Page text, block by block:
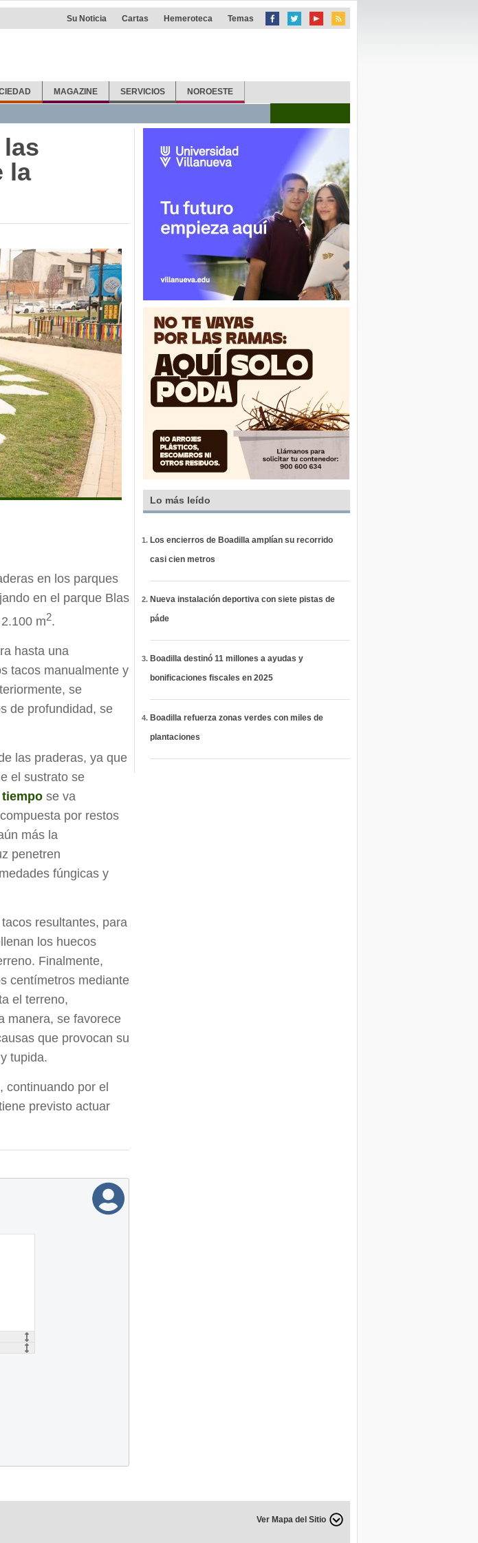
Su Noticia Cartas Hemeroteca Temas
MAGAZINE SERVICIOS NOROESTE
la
en los parques
en el parque Blas
m2.
hasta una
tacos manualmente y
se
de profundidad, se
las praderas, ya que
el sustrato se
tiempo se va
por restos
más la
penetren
fúngicas y
resultantes, para
los huecos
Finalmente,
centímetros mediante
el terreno,
manera, se favorece
que provocan su
tupida.
continuando por el
previsto actuar
Lo más leído
Los encierros de Boadilla amplían su recorrido
casi cien metros
Nueva instalación deportiva con siete pistas de
páde
Boadilla destinó 11 millones a ayudas y
bonificaciones fiscales en 2025
Boadilla refuerza zonas verdes con miles de
plantaciones
Ver Mapa del Sitio